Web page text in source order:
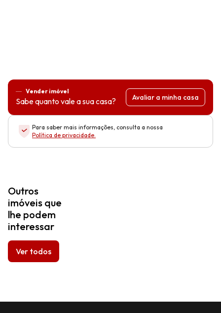
Vender imóvel
Sabe quanto vale a sua casa? Avaliar a minha casa
Para saber mais informações, consulta a nossa
Política de privacidade.
Outros
imóveis que
lhe podem
interessar
Ver todos